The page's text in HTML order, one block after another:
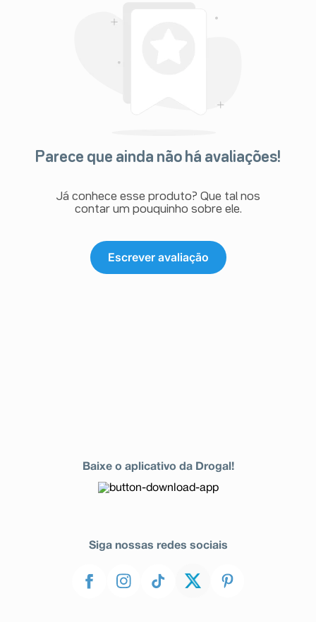
Parece que ainda não há avaliações!
Já conhece esse produto? Que tal nos
contar um pouquinho sobre ele.
Escrever avaliação
Baixe o aplicativo da Drogal!
Siga nossas redes sociais